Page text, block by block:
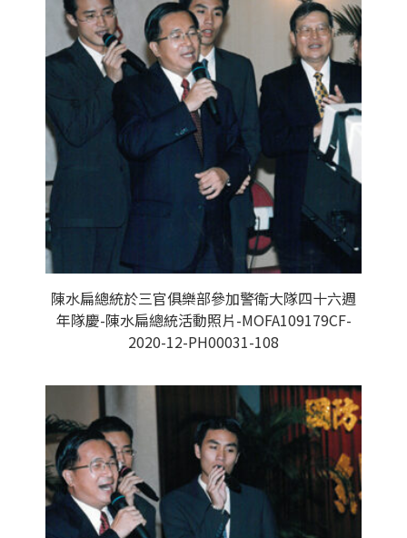
陳水扁總統於三官俱樂部參加警衛大隊四十六週
年隊慶-陳水扁總統活動照片-MOFA109179CF-
2020-12-PH00031-108